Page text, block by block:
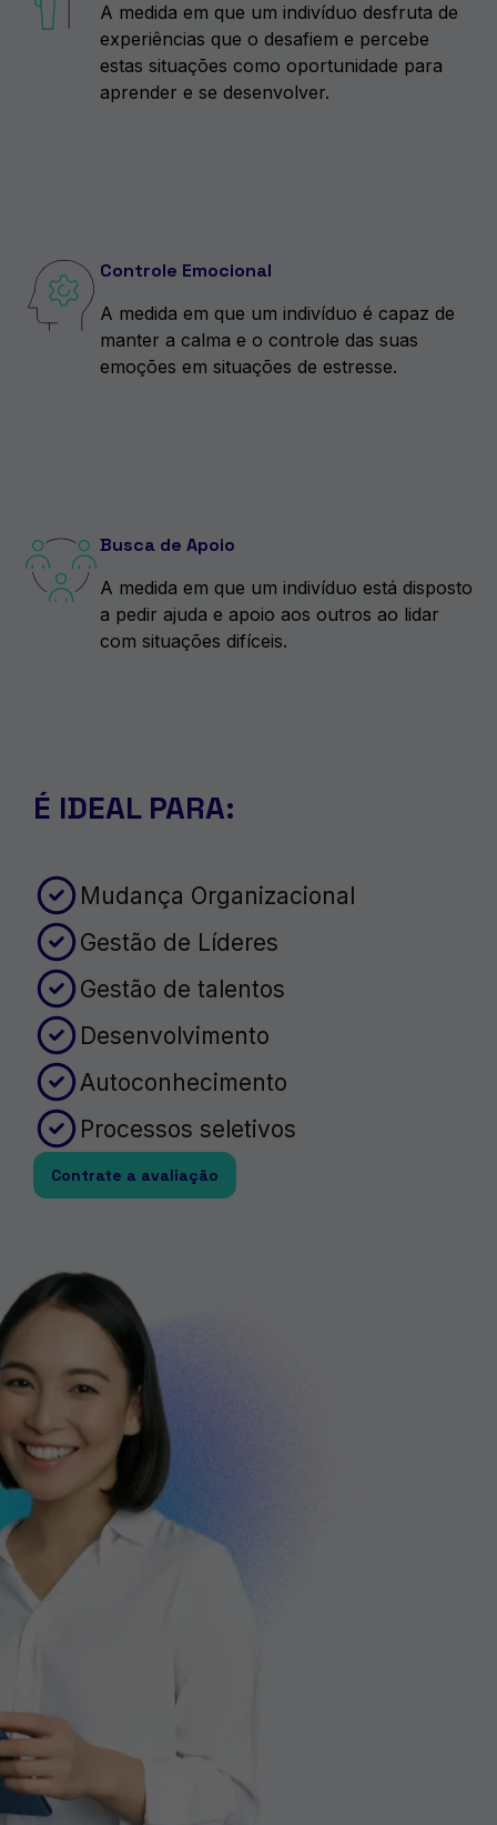
A medida em que um indivíduo desfruta de
experiências que o desafiem e percebe
estas situações como oportunidade para
aprender e se desenvolver.
Controle Emocional
A medida em que um indivíduo é capaz de
manter a calma e o controle das suas
emoções em situações de estresse.
Busca de Apoio
A medida em que um indivíduo está disposto
a pedir ajuda e apoio aos outros ao lidar
com situações difíceis.
É IDEAL PARA:
Mudança Organizacional
Gestão de Líderes
Gestão de talentos
Desenvolvimento
Autoconhecimento
Processos seletivos
Contrate a avaliação